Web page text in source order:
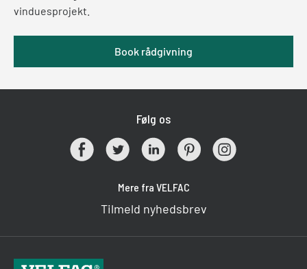
vinduesprojekt.
Book rådgivning
Følg os
Mere fra VELFAC
Tilmeld nyhedsbrev